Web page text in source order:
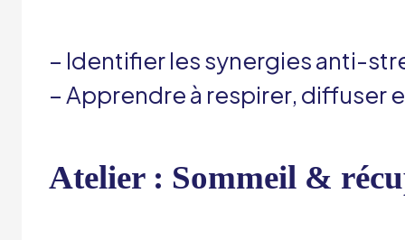
– Identifier les synergies anti-
– Apprendre à respirer, diffuser
Atelier : Sommeil &